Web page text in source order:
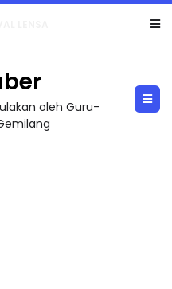
oleh Guru-